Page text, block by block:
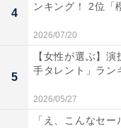
4
ンキング！ 2位「
2026/07/20
5
【女性が選ぶ】
手タレント」ラン
2026/05/27
「え、こんなセ